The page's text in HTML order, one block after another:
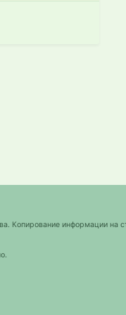
Копирование информации на